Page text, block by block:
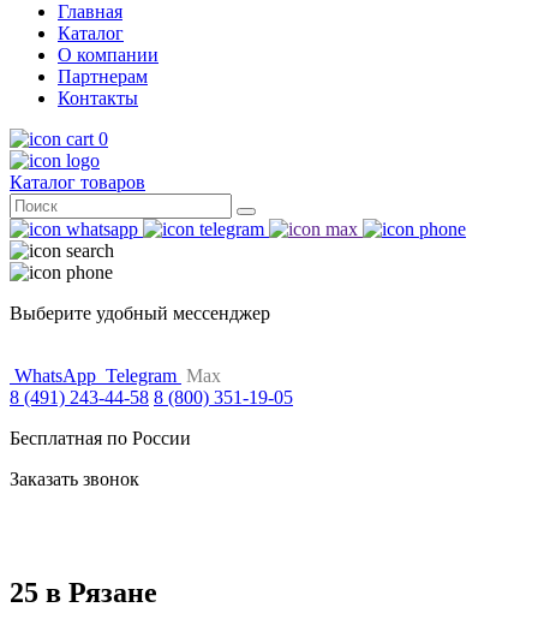
Главная
Каталог
О компании
Партнерам
Контакты
0
Каталог товаров
Поиск
for:
Выберите удобный мессенджер
WhatsApp Telegram Max
8 (491) 243-44-58 8 (800) 351-19-05
Бесплатная по России
Заказать звонок
25 в Рязане